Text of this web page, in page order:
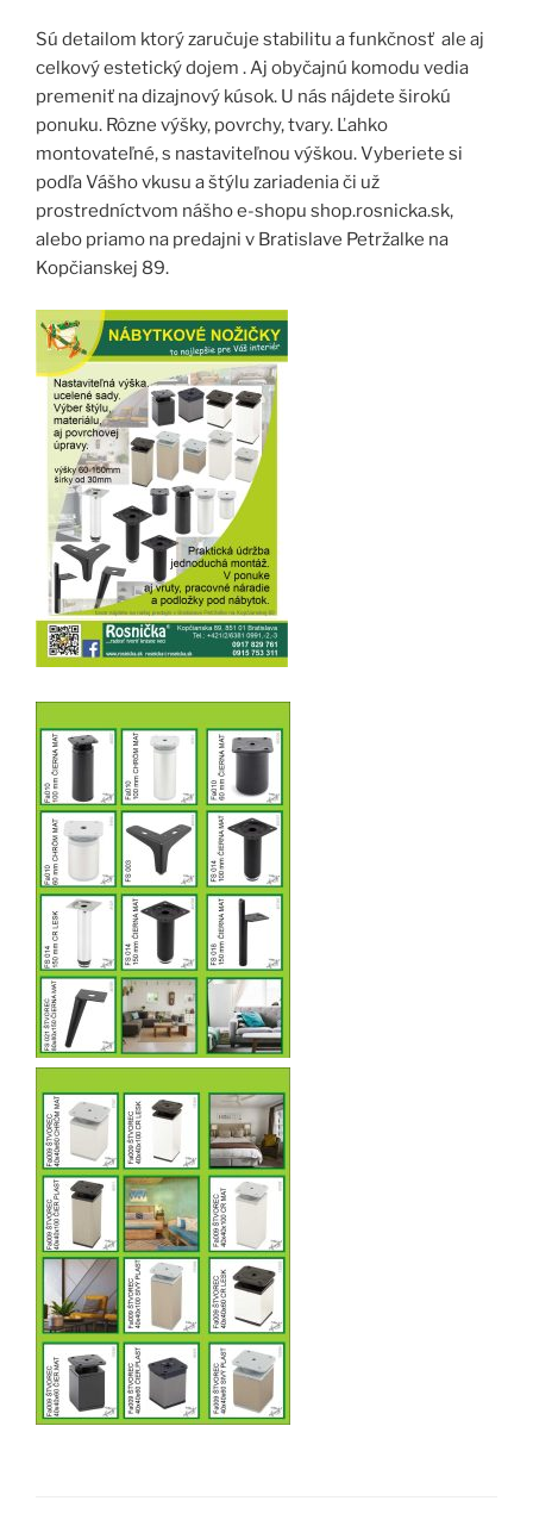
Sú detailom ktorý zaručuje stabilitu a funkčnosť ale aj
celkový estetický dojem . Aj obyčajnú komodu vedia
premeniť na dizajnový kúsok. U nás nájdete širokú
ponuku. Rôzne výšky, povrchy, tvary. Ľahko
montovateľné, s nastaviteľnou výškou. Vyberiete si
podľa Vášho vkusu a štýlu zariadenia či už
prostredníctvom nášho e-shopu shop.rosnicka.sk,
alebo priamo na predajni v Bratislave Petržalke na
Kopčianskej 89.